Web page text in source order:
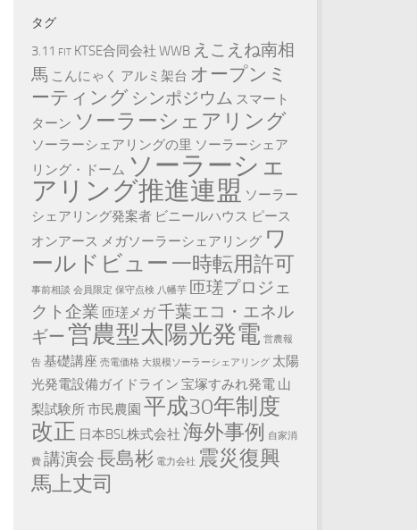
タグ
3.11 FIT KTSE合同会社 WWB えこえね南相
馬 こんにゃく アルミ架台 オープンミ
ーティング シンポジウム スマート
ターン ソーラーシェアリング
ソーラーシェアリングの里 ソーラーシェア
リング・ドーム ソーラーシェ
アリング推進連盟 ソーラー
シェアリング発案者 ビニールハウス ピース
オンアース メガソーラーシェアリング ワ
ールドビュー 一時転用許可
事前相談 会員限定 保守点検 八幡芋
匝瑳プロジェ
クト企業 匝瑳メガ千葉エコ・エネル
ギー 営農型太陽光発電 営農報
告 基礎講座 売電価格 大規模ソーラーシェアリング 太陽
光発電設備ガイドライン 宝塚すみれ発電 山
梨試験所市民農園 平成30年制度
改正 日本BSL株式会社 海外事例 自家消
費 講演会長島彬 電力会社 震災復興
馬上丈司